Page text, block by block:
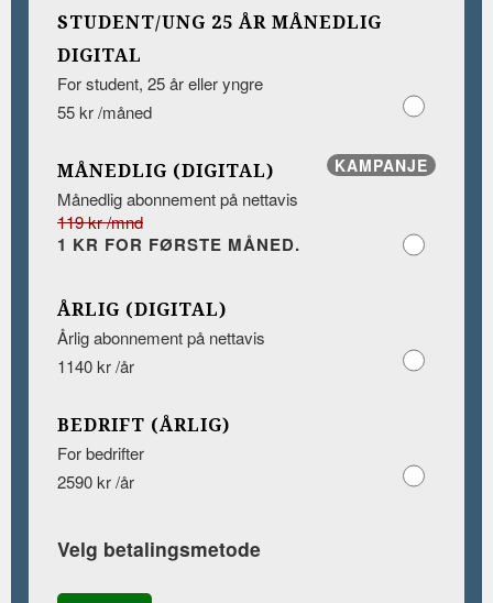
STUDENT/UNG 25 ÅR MÅNEDLIG
DIGITAL
For student, 25 år eller yngre
55 kr /måned
KAMPANJE
MÅNEDLIG (DIGITAL)
Månedlig abonnement på nettavis
119 kr /mnd
1 KR FOR FØRSTE MÅNED.
ÅRLIG (DIGITAL)
Årlig abonnement på nettavis
1140 kr /år
BEDRIFT (ÅRLIG)
For bedrifter
2590 kr /år
Velg betalingsmetode